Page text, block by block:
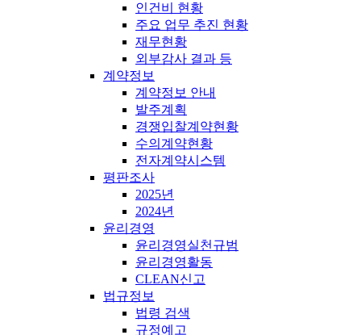
인건비 현황
주요 업무 추진 현황
재무현황
외부감사 결과 등
계약정보
계약정보 안내
발주계획
경쟁입찰계약현황
수의계약현황
전자계약시스템
평판조사
2025년
2024년
윤리경영
윤리경영실천규범
윤리경영활동
CLEAN신고
법규정보
법령 검색
규정예고